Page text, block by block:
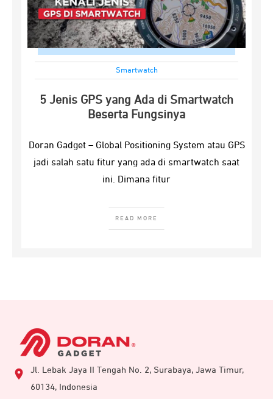
Smartwatch
5 Jenis GPS yang Ada di Smartwatch
Beserta Fungsinya
Doran Gadget – Global Positioning System atau GPS
jadi salah satu fitur yang ada di smartwatch saat
ini. Dimana fitur
READ MORE
Jl. Lebak Jaya II Tengah No. 2, Surabaya, Jawa Timur,
60134, Indonesia